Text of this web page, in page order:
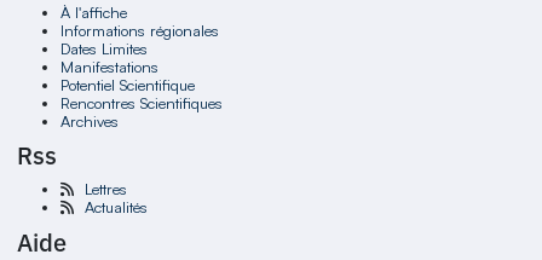
À l'affiche
Informations régionales
Dates Limites
Manifestations
Potentiel Scientifique
Rencontres Scientifiques
Archives
Rss
Lettres
Actualités
Aide